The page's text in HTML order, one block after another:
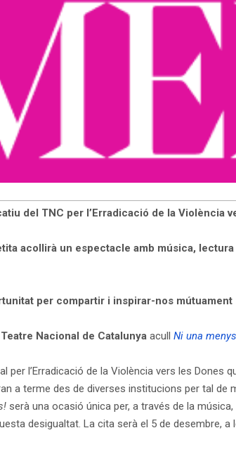
del TNC per l’Erradicació de la Violència
acollirà un espectacle amb música,
per compartir i inspirar-nos mútuament
Nacional de Catalunya acull Ni una
per l’Erradicació de la Violència vers les Dones
a terme des de diverses institucions per tal
serà una ocasió única per, a través de la
desigualtat. La cita serà el 5 de desembre, a